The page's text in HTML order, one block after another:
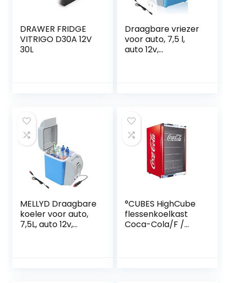
DRAWER FRIDGE
VITRIGO D30A 12V
30L
Draagbare vriezer
voor auto, 7,5 l,
auto 12v,
gebruikt om
dranken, snacks
op te slaan
MELLYD Draagbare
koeler voor auto,
7,5L, auto 12v,
°CUBES HighCube
flessenkoelkast
Coca-Cola/F /